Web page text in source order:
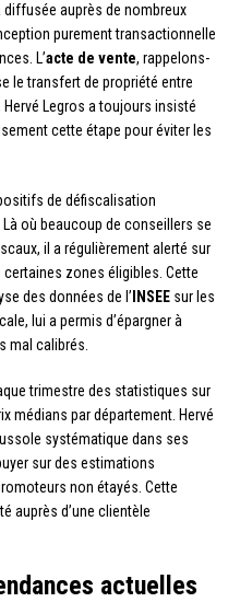
diffusée auprès de nombreux
purement transactionnelle
L’acte de vente, rappelons-
le transfert de propriété entre
Legros a toujours insisté
cette étape pour éviter les
de défiscalisation
où beaucoup de conseillers se
il a régulièrement alerté sur
zones éligibles. Cette
des données de l’INSEE sur les
lui a permis d’épargner à
mal calibrés.
trimestre des statistiques sur
médians par département. Hervé
systématique dans ses
sur des estimations
non étayés. Cette
auprès d’une clientèle
actuelles